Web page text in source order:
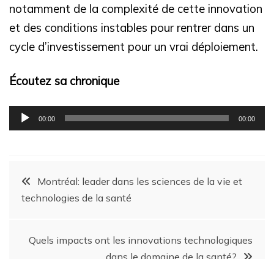
notamment de la complexité de cette innovation
et des conditions instables pour rentrer dans un
cycle d’investissement pour un vrai déploiement.
Écoutez sa chronique
Lecteur
audio
00:00 00:00
Montréal: leader dans les sciences de la vie et
technologies de la santé
Quels impacts ont les innovations technologiques
dans le domaine de la santé?